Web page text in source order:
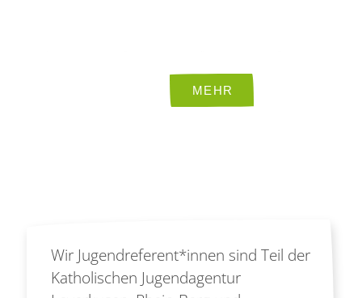
Wir Jugendreferent*innen sind Teil der
Katholischen Jugendagentur